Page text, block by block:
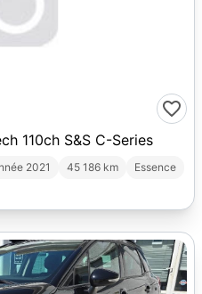
110ch S&S C-Series
2021 45 186 km
Essence